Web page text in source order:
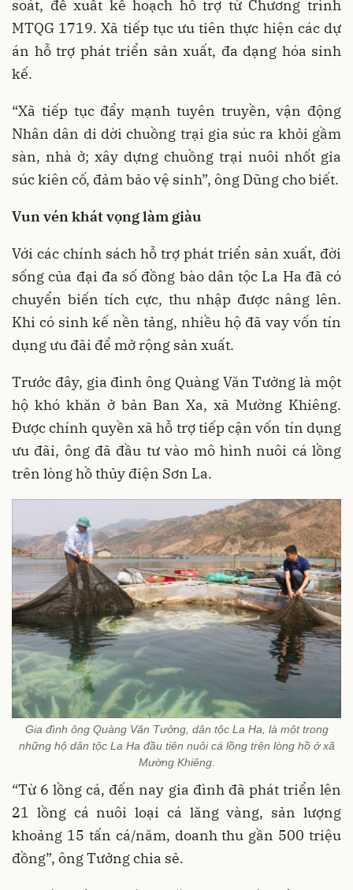
soát, đề xuất kế hoạch hỗ trợ từ Chương trình
MTQG 1719. Xã tiếp tục ưu tiên thực hiện các dự
án hỗ trợ phát triển sản xuất, đa dạng hóa sinh
kế.
“Xã tiếp tục đẩy mạnh tuyên truyền, vận động
Nhân dân di dời chuồng trại gia súc ra khỏi gầm
sàn, nhà ở; xây dựng chuồng trại nuôi nhốt gia
súc kiên cố, đảm bảo vệ sinh”, ông Dũng cho biết.
Vun vén khát vọng làm giàu
Với các chính sách hỗ trợ phát triển sản xuất, đời
sống của đại đa số đồng bào dân tộc La Ha đã có
chuyển biến tích cực, thu nhập được nâng lên.
Khi có sinh kế nền tảng, nhiều hộ đã vay vốn tín
dụng ưu đãi để mở rộng sản xuất.
Trước đây, gia đình ông Quàng Văn Tưởng là một
hộ khó khăn ở bản Ban Xa, xã Mường Khiêng.
Được chính quyền xã hỗ trợ tiếp cận vốn tín dụng
ưu đãi, ông đã đầu tư vào mô hình nuôi cá lồng
trên lòng hồ thủy điện Sơn La.
Gia đình ông Quàng Văn Tưởng, dân tộc La Ha, là một trong
những hộ dân tộc La Ha đầu tiên nuôi cá lồng trên lòng hồ ở xã
Mường Khiêng.
“Từ 6 lồng cá, đến nay gia đình đã phát triển lên
21 lồng cá nuôi loại cá lăng vàng, sản lượng
khoảng 15 tấn cá/năm, doanh thu gần 500 triệu
đồng”, ông Tưởng chia sẻ.